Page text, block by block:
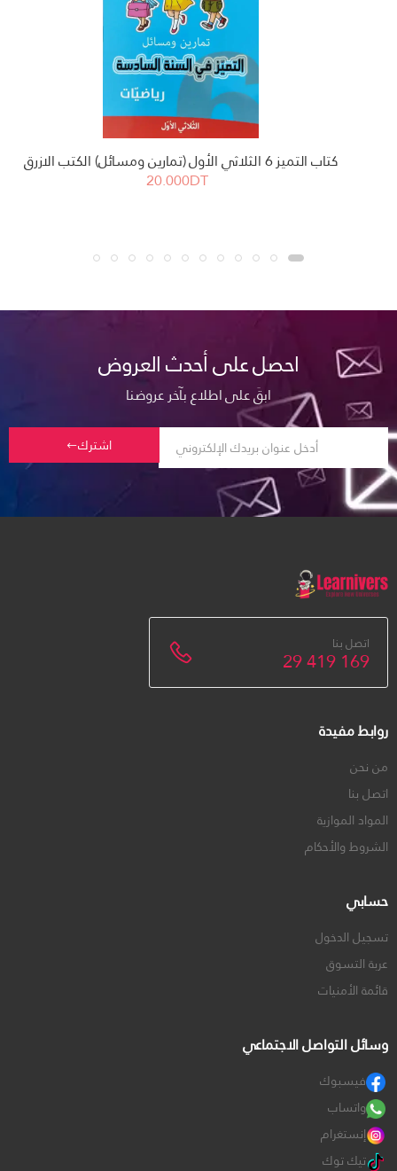
كتاب التميز 6 الثلاثي الأول (تمارين ومسائل) الكتب الازرق
20.000DT
احصل على أحدث العروض
ابقَ على اطلاع بآخر عروضنا
اشترك
اتصل بنا
29 419 169
روابط مفيدة
من نحن
اتصل بنا
المواد الموازية
الشروط والأحكام
حسابي
تسجيل الدخول
عربة التسوق
قائمة الأمنيات
وسائل التواصل الاجتماعي
فيسبوك
واتساب
إنستغرام
تيك توك